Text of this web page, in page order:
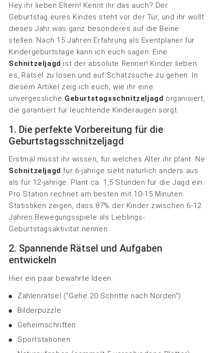
Hey ihr lieben Eltern! Kennt ihr das auch? Der
Geburtstag eures Kindes steht vor der Tür, und ihr wollt
dieses Jahr was ganz besonderes auf die Beine
stellen. Nach 15 Jahren Erfahrung als Eventplaner für
Kindergeburtstage kann ich euch sagen: Eine
Schnitzeljagd ist der absolute Renner! Kinder lieben
es, Rätsel zu lösen und auf Schatzsuche zu gehen. In
diesem Artikel zeig ich euch, wie ihr eine
unvergessliche Geburtstagsschnitzeljagd organisiert,
die garantiert für leuchtende Kinderaugen sorgt.
1. Die perfekte Vorbereitung für die
Geburtstagsschnitzeljagd
Erstmal müsst ihr wissen, für welches Alter ihr plant. Ne
Schnitzeljagd für 6-jährige sieht natürlich anders aus
als für 12-jährige. Plant ca. 1,5 Stunden für die Jagd ein.
Pro Station rechnet am besten mit 10-15 Minuten.
Statistiken zeigen, dass 87% der Kinder zwischen 6-12
Jahren Bewegungsspiele als Lieblings-
Geburtstagsaktivität nennen.
2. Spannende Rätsel und Aufgaben
entwickeln
Hier ein paar bewährte Ideen:
Zahlenrätsel ("Gehe 20 Schritte nach Norden")
Bilderpuzzle
Geheimschriften
Sportstationen